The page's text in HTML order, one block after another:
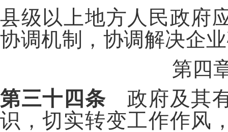
县级以上地方人民政府
协调机制，协调解决企
第四
第三十四条 政府及其
识，切实转变工作作风